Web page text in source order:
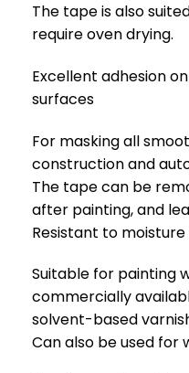
The tape is also
require oven drying.
Excellent adhesion
surfaces
For masking all
construction and
The tape can be
after painting, and
Resistant to
Suitable for painting
commercially
solvent-based
Can also be used for